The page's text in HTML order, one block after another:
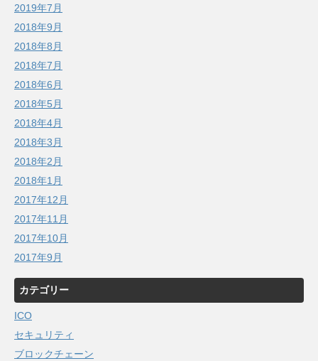
2019年7月
2018年9月
2018年8月
2018年7月
2018年6月
2018年5月
2018年4月
2018年3月
2018年2月
2018年1月
2017年12月
2017年11月
2017年10月
2017年9月
カテゴリー
ICO
セキュリティ
ブロックチェーン